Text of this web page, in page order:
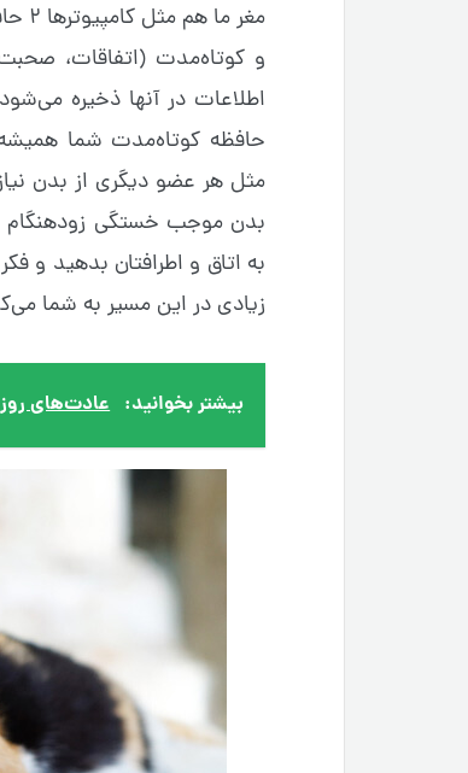
و کوتاه‌مدت (اتفاقات،
اطلاعات در آنها ذخیره
حافظه کوتاه‌مدت شما
مثل هر عضو دیگری از بدن
بدن موجب خستگی
به اتاق و اطرافتان بدهید و
زیادی در این مسیر به شما
بیشتر بخوانید: عادت‌های